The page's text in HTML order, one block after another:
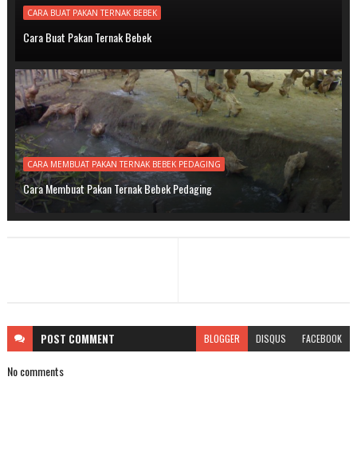
CARA BUAT PAKAN TERNAK BEBEK
Cara Buat Pakan Ternak Bebek
CARA MEMBUAT PAKAN TERNAK BEBEK PEDAGING
Cara Membuat Pakan Ternak Bebek Pedaging
POST COMMENT BLOGGER DISQUS FACEBOOK
No comments